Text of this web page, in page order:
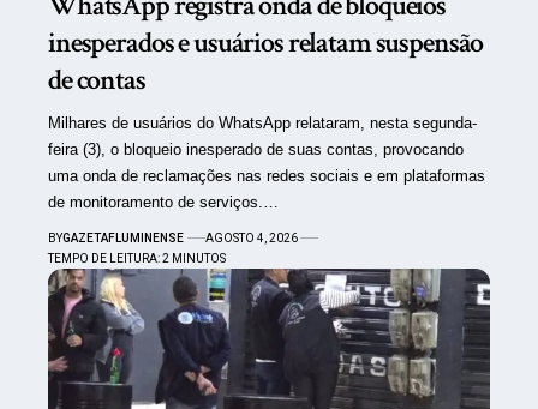
inesperados e usuários relatam suspensão
de contas
Milhares de usuários do WhatsApp relataram, nesta segunda-
feira (3), o bloqueio inesperado de suas contas, provocando
uma onda de reclamações nas redes sociais e em plataformas
de monitoramento de serviços.…
BYGAZETAFLUMINENSE
AGOSTO 4, 2026
TEMPO DE LEITURA: 2 MINUTOS